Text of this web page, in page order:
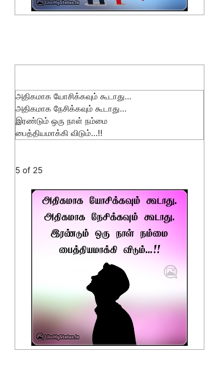
அதிகமாக யோசிக்கவும் கூடாது…
அதிகமாக நேசிக்கவும் கூடாது…
இரண்டும் ஒரு நாள் நம்மை
பைத்தியமாக்கி விடும்…!!
5 of 25